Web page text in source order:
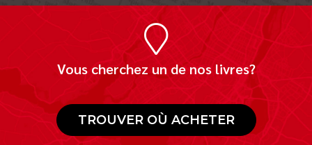
Vous cherchez un de nos livres?
TROUVER OÙ ACHETER